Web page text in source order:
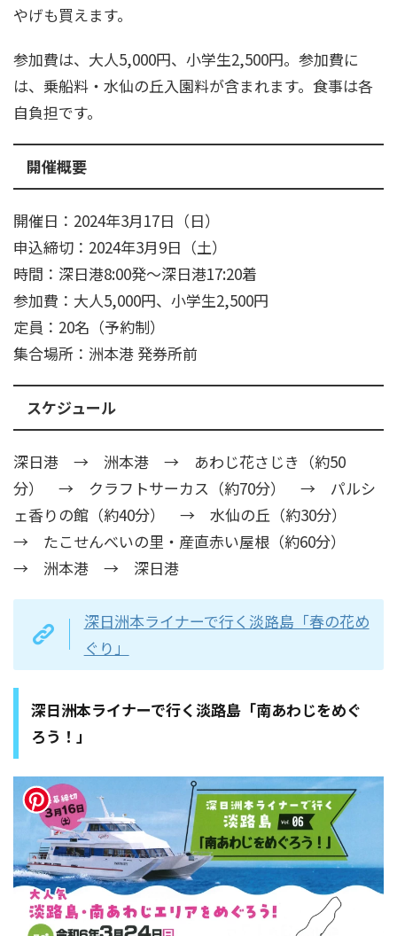
やげも買えます。
参加費は、大人5,000円、小学生2,500円。参加費に
は、乗船料・水仙の丘入園料が含まれます。食事は各
自負担です。
開催概要
開催日：2024年3月17日（日）
申込締切：2024年3月9日（土）
時間：深日港8:00発～深日港17:20着
参加費：大人5,000円、小学生2,500円
定員：20名（予約制）
集合場所：洲本港 発券所前
スケジュール
深日港 → 洲本港 → あわじ花さじき（約50
分） → クラフトサーカス（約70分） → パルシ
ェ香りの館（約40分） → 水仙の丘（約30分）
→ たこせんべいの里・産直赤い屋根（約60分）
→ 洲本港 → 深日港
深日洲本ライナーで行く淡路島「春の花め
ぐり」
深日洲本ライナーで行く淡路島「南あわじをめぐ
ろう！」